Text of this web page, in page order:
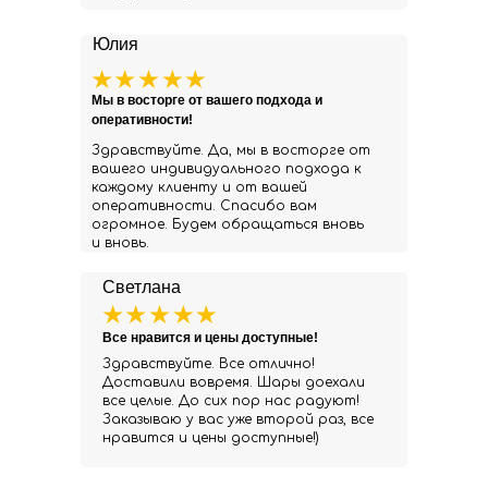
Юлия
Здравствуйте. Да, мы в восторге от
вашего индивидуального подхода к
каждому клиенту и от вашей
оперативности. Спасибо вам
огромное. Будем обращаться вновь
и вновь.
Мы в восторге от вашего подхода и
оперативности!
Светлана
Здравствуйте. Все отлично!
Доставили вовремя. Шары доехали
все целые. До сих пор нас радуют!
Заказываю у вас уже второй раз, все
нравится и цены доступные!)
Все нравится и цены доступные!